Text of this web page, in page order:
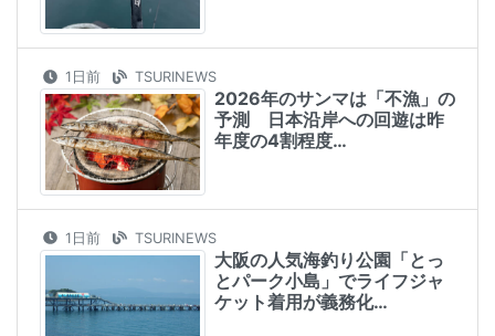
1日前 TSURINEWS
2026年のサンマは「不漁」の
予測 日本沿岸への回遊は昨
年度の4割程度…
1日前 TSURINEWS
大阪の人気海釣り公園「とっ
とパーク小島」でライフジャ
ケット着用が義務化…